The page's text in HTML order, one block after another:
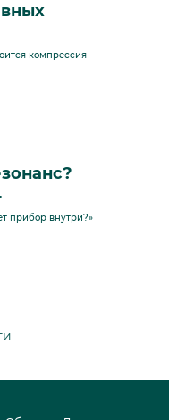
компрессия
прибор внутри?»